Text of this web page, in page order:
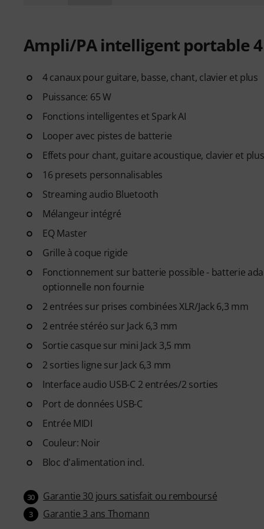
Ampli/PA intelligent portable
4 canaux pour guitare, basse, chant, clavier et plus
Puissance: 65 W
Fonctions intelligentes et Spark AI
Looper avec pistes de batterie
Effets pour chant, guitare acoustique, clavier et plus
16 presets personnalisables
Streaming audio Bluetooth
Mélangeur intégré
EQ Master
Grille à coque rigide
Fonctionnement sur batterie possible - batterie
optionnelle non fournie
2 entrées sur prises combinées XLR/Jack 6,3 mm
2 entrée stéréo sur Jack 6,3 mm
Sortie casque sur mini Jack 3,5 mm
2 sorties ligne sur Jack 6,3 mm
Interface audio USB-C 2 entrées/2 sorties
Port de données USB-C
Entrée MIDI
Couleur: Noir
Bloc d'alimentation incl.
30 Garantie 30 jours satisfait ou remboursé
3 Garantie 3 ans Thomann